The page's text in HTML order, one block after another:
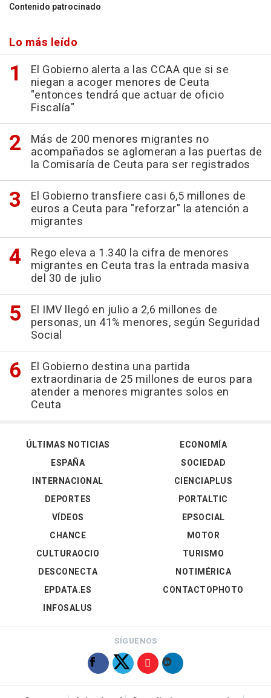
Contenido patrocinado
Lo más leído
El Gobierno alerta a las CCAA que si se
niegan a acoger menores de Ceuta
"entonces tendrá que actuar de oficio
Fiscalía"
Más de 200 menores migrantes no
acompañados se aglomeran a las puertas de
la Comisaría de Ceuta para ser registrados
El Gobierno transfiere casi 6,5 millones de
euros a Ceuta para "reforzar" la atención a
migrantes
Rego eleva a 1.340 la cifra de menores
migrantes en Ceuta tras la entrada masiva
del 30 de julio
El IMV llegó en julio a 2,6 millones de
personas, un 41% menores, según Seguridad
Social
El Gobierno destina una partida
extraordinaria de 25 millones de euros para
atender a menores migrantes solos en
Ceuta
ÚLTIMAS NOTICIAS
ESPAÑA
INTERNACIONAL
DEPORTES
VÍDEOS
ECONOMÍA
SOCIEDAD
CIENCIAPLUS
PORTALTIC
EPSOCIAL
CHANCE
CULTURAOCIO
DESCONECTA
EPDATA.ES
INFOSALUS
MOTOR
TURISMO
NOTIMÉRICA
CONTACTOPHOTO
SÍGUENOS